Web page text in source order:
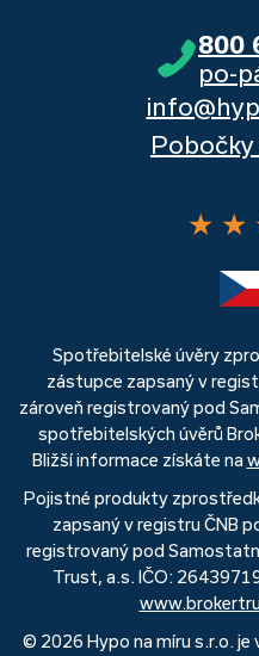
800
po-
★ ★
Spotřebitelské úvěry
zástupce zapsaný v
zároveň registrovaný pod
spotřebitelských úvěrů
Bližší informace získáte na
Pojistné produkty
zapsaný v registru ČNB
registrovaný pod
Trust, a.s. IČO:
© 2026 Hypo na míru s.r.o. je